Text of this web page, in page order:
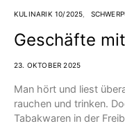
KULINARIK 10/2025
Geschäfte
23. OKTOBER 2025
Man hört und liest
rauchen und trinken.
Tabakwaren in der